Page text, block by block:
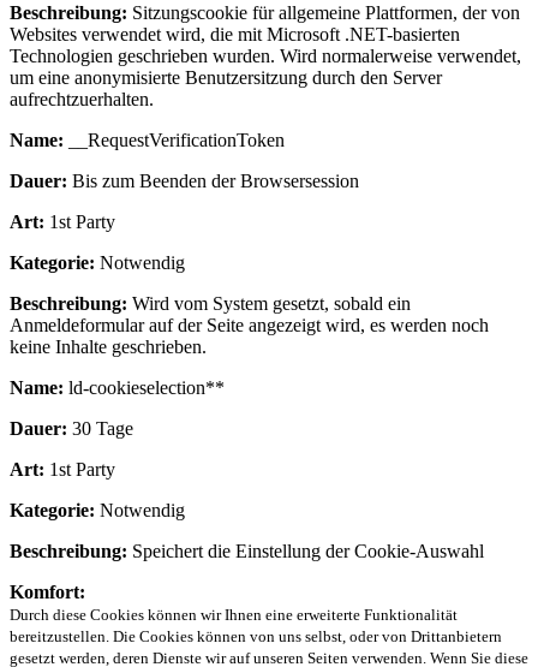
Beschreibung: Sitzungscookie für allgemeine Plattformen, der von
Websites verwendet wird, die mit Microsoft .NET-basierten
Technologien geschrieben wurden. Wird normalerweise verwendet,
um eine anonymisierte Benutzersitzung durch den Server
aufrechtzuerhalten.
Name: __RequestVerificationToken
Dauer: Bis zum Beenden der Browsersession
Art: 1st Party
Kategorie: Notwendig
Beschreibung: Wird vom System gesetzt, sobald ein
Anmeldeformular auf der Seite angezeigt wird, es werden noch
keine Inhalte geschrieben.
Name: ld-cookieselection**
Dauer: 30 Tage
Art: 1st Party
Kategorie: Notwendig
Beschreibung: Speichert die Einstellung der Cookie-Auswahl
Komfort:
Durch diese Cookies können wir Ihnen eine erweiterte Funktionalität
bereitzustellen. Die Cookies können von uns selbst, oder von Drittanbietern
gesetzt werden, deren Dienste wir auf unseren Seiten verwenden. Wenn Sie diese